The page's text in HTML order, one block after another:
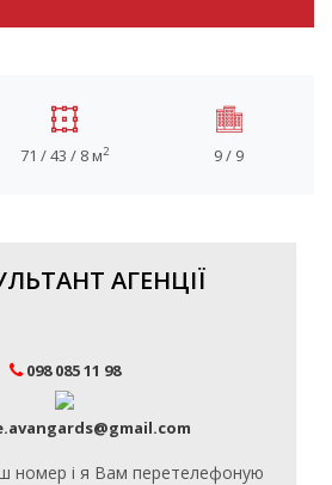
71 / 43 / 8 м2 9 / 9
АГЕНЦІЇ
098 085 11 98
номер і я Вам перетелефоную